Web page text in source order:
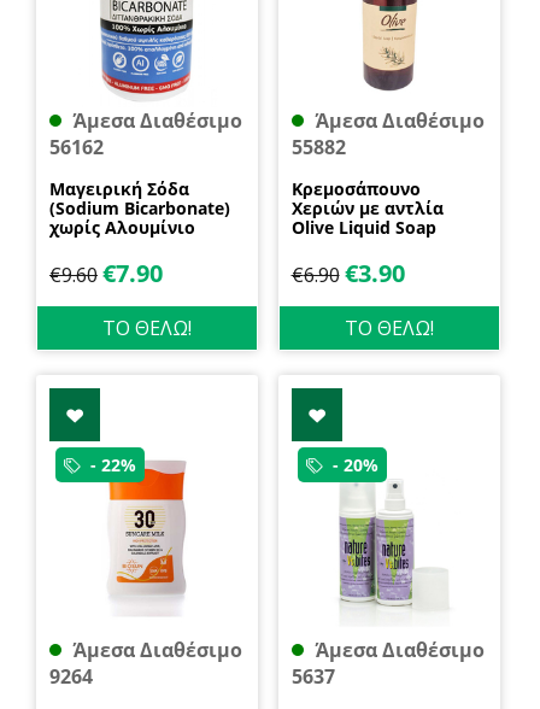
Άμεσα Διαθέσιμο
56162
Μαγειρική Σόδα
(Sodium Bicarbonate)
χωρίς Αλουμίνιο
€9.60€7.90
ΤΟ ΘΕΛΩ!
Άμεσα Διαθέσιμο
55882
Κρεμοσάπουνο
Χεριών με αντλία
Olive Liquid Soap
€6.90 €3.90
ΤΟ ΘΕΛΩ!
- 22%
Άμεσα Διαθέσιμο
9264
- 20%
Άμεσα Διαθέσιμο
5637